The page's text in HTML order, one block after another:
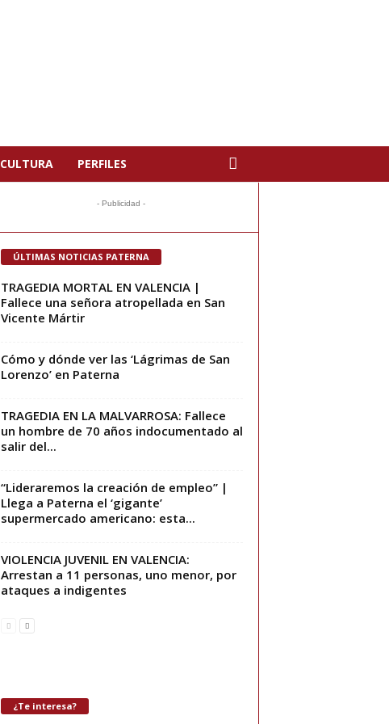
CULTURA PERFILES
- Publicidad -
ÚLTIMAS NOTICIAS PATERNA
TRAGEDIA MORTAL EN VALENCIA |
Fallece una señora atropellada en San
Vicente Mártir
Cómo y dónde ver las ‘Lágrimas de San
Lorenzo’ en Paterna
TRAGEDIA EN LA MALVARROSA: Fallece
un hombre de 70 años indocumentado al
salir del...
“Lideraremos la creación de empleo” |
Llega a Paterna el ‘gigante’
supermercado americano: esta...
VIOLENCIA JUVENIL EN VALENCIA:
Arrestan a 11 personas, uno menor, por
ataques a indigentes
¿Te interesa?